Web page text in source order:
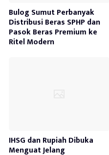
Bulog Sumut Perbanyak
Distribusi Beras SPHP dan
Pasok Beras Premium ke
Ritel Modern
IHSG dan Rupiah Dibuka
Menguat Jelang